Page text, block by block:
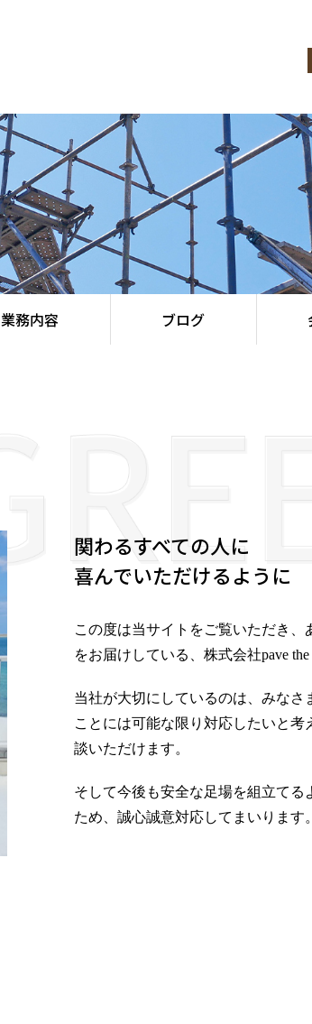
業務内容 ブログ
関わるすべての人に
喜んでいただけるように――
この度は当サイトをご覧いただき
をお届けしている、株式会社pave
当社が大切にしているのは、みな
ことには可能な限り対応したいと
談いただけます。
そして今後も安全な足場を組立て
ため、誠心誠意対応してまいります